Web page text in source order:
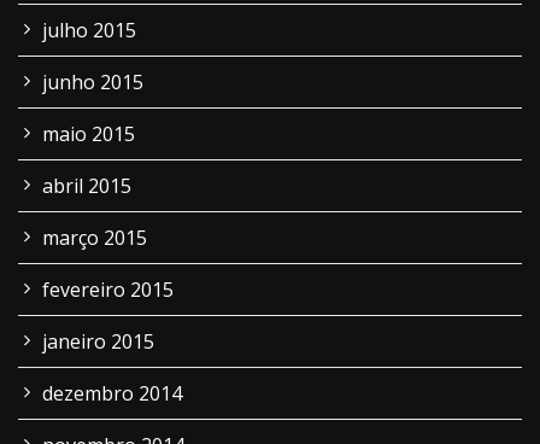
julho 2015
junho 2015
maio 2015
abril 2015
março 2015
fevereiro 2015
janeiro 2015
dezembro 2014